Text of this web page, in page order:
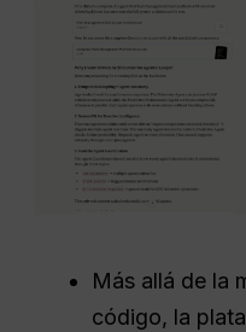
Más allá de la
código, la